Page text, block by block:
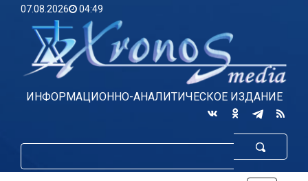
07.08.2026 04:49
ИНФОРМАЦИОННО-АНАЛИТИЧЕСКОЕ ИЗДАНИЕ